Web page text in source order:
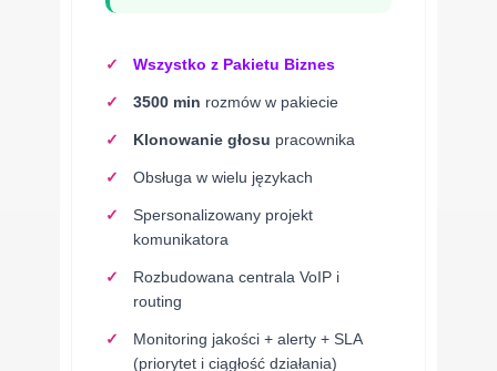
Wszystko z Pakietu Biznes
3500 min rozmów w pakiecie
Klonowanie głosu pracownika
Obsługa w wielu językach
Spersonalizowany projekt
komunikatora
Rozbudowana centrala VoIP i
routing
Monitoring jakości + alerty + SLA
(priorytet i ciągłość działania)